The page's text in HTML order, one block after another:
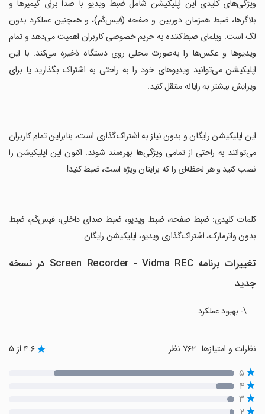
‏ویژگی‌های کلیدی این اپلیکیشن شامل ضبط ویدیو با صدا برای گیمیرها و
بلاگرها، ضبط همزمان دوربین و صفحه (فیس‌کَم)، و همچنین عملکرد بدون
لگ است. ویلمای ضبط‌کننده به حریم خصوصی کاربران اهمیت می‌دهد و تمام
ویدیوها و عکس‌ها را به‌صورت محلی روی دستگاه ذخیره می‌کند. با این
اپلیکیشن می‌توانید ویدیوهای خود را به راحتی به اشتراک بگذارید یا برای
ویرایش بیشتر به رایانه منتقل کنید.
‏این اپلیکیشن رایگان و بدون نیاز به اشتراک‌گذاری است، بنابراین تمام کاربران
می‌توانند به راحتی از تمامی ویژگی‌ها بهره‌مند شوند. اکنون این اپلیکیشن را
نصب کنید و هر لحظه‌ای را که برایتان ویژه است، ضبط کنید!
‏کلمات کلیدی: ضبط صفحه، ضبط ویدیو، ضبط صدای داخلی، فیس‌کَم، ضبط
بدون واترمارک، اشتراک‌گذاری ویدیو، اپلیکیشن رایگان.
تغییرات برنامه Screen Recorder - Vidma REC در نسخه
جدید
\- بهبود عملکرد
نظرات و امتیازها ۴.۶ از ۵
۵
۴
۳